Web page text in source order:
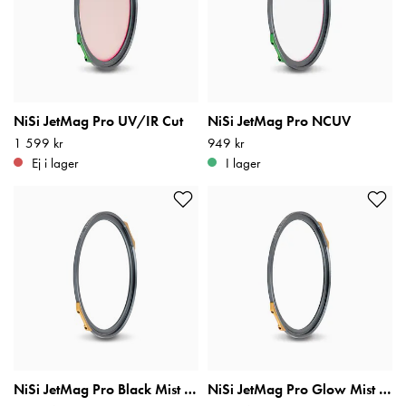
NiSi JetMag Pro UV/IR Cut
Pris:1 599 kr
1 599 kr
Ej i lager
NiSi JetMag Pro NCUV
Pris: 949 kr
949 kr
I lager
NiSi JetMag Pro Black Mist 1/4 NiSi JetMag Pro Glow Mist 1/4